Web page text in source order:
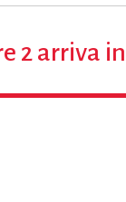
2 arriva in